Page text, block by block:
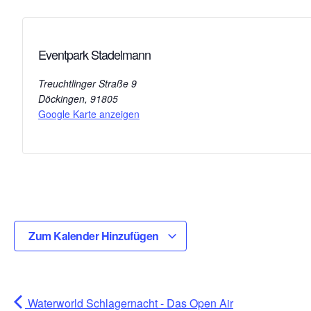
Eventpark Stadelmann
Treuchtlinger Straße 9
Döckingen, 91805
Google Karte anzeigen
Zum Kalender Hinzufügen
Waterworld Schlagernacht - Das Open Air